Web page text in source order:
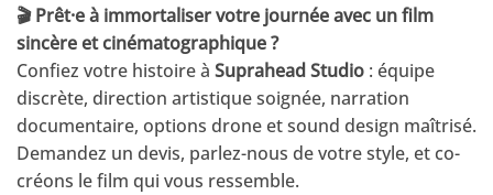
🎬 Prêt·e à immortaliser votre journée avec un film
sincère et cinématographique ?
Confiez votre histoire à Suprahead Studio : équipe
discrète, direction artistique soignée, narration
documentaire, options drone et sound design maîtrisé.
Demandez un devis, parlez-nous de votre style, et co-
créons le film qui vous ressemble.